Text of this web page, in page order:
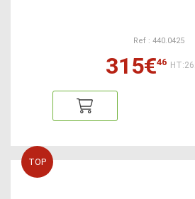
Ref : 440.0425
315€46
TOP